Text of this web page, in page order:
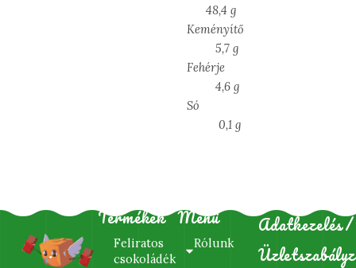
48,4 g
Keményítő
5,7 g
Fehérje
4,6 g
Só
0,1 g
Termékek
Feliratos
csokoládék
Menü
Rólunk
Adatkezelés/